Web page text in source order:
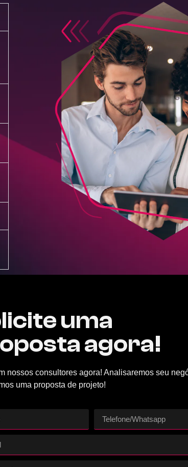
uma
agora!
nossos consultores agora! Analisaremos seu
uma proposta de projeto!